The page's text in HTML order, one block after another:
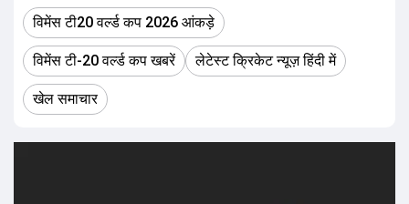
विमेंस टी20 वर्ल्ड कप 2026 आंकड़े
विमेंस टी-20 वर्ल्ड कप खबरें लेटेस्ट क्रिकेट न्यूज़ हिंदी में
खेल समाचार